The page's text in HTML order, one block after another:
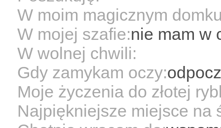
W moim magicznym
W mojej szafie:nie mam w
W wolnej chwili:
Gdy zamykam oczy:
Moje życzenia do złotej
Najpiękniejsze miejsce na